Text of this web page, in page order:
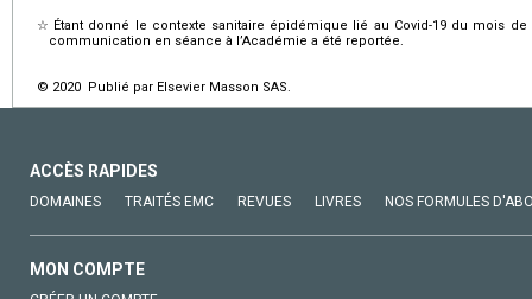
☆ Étant donné le contexte sanitaire épidémique lié au Covid-19 du mois
communication en séance à l’Académie a été reportée.
© 2020 Publié par Elsevier Masson SAS.
ACCÈS RAPIDES
DOMAINES TRAITÉS EMC REVUES LIVRES NOS FORMULES
MON COMPTE